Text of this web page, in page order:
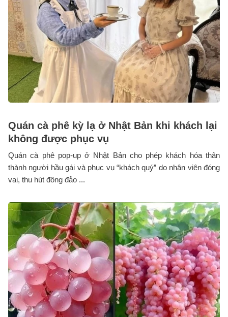
Quán cà phê kỳ lạ ở Nhật Bản khi khách lại
không được phục vụ
Quán cà phê pop-up ở Nhật Bản cho phép khách hóa thân
thành người hầu gái và phục vụ “khách quý” do nhân viên đóng
vai, thu hút đông đảo ...